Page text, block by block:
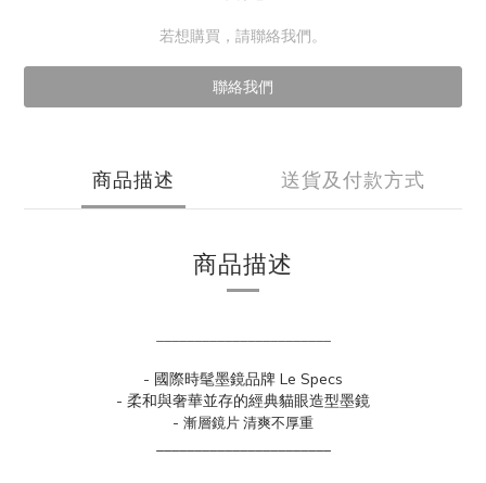
若想購買，請聯絡我們。
聯絡我們
商品描述 送貨及付款方式
商品描述
- 國際時髦墨鏡品牌 Le Specs
- 柔和與奢華並存的經典貓眼造型墨鏡
- 漸層鏡片 清爽不厚重